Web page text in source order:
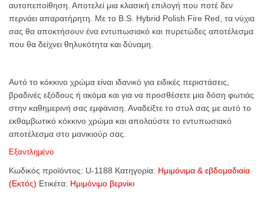
αυτοπεποίθηση. Αποτελεί μια κλασική επιλογή που ποτέ δεν
περνάει απαρατήρητη. Με το B.S. Hybrid Polish Fire Red, τα νύχια
σας θα αποκτήσουν ένα εντυπωσιακό και πυρετώδες αποτέλεσμα
που θα δείχνει θηλυκότητα και δύναμη.
Αυτό το κόκκινο χρώμα είναι ιδανικό για ειδικές περιστάσεις,
βραδινές εξόδους ή ακόμα και για να προσθέσετε μια δόση φωτιάς
στην καθημερινή σας εμφάνιση. Αναδείξτε το στυλ σας με αυτό το
εκθαμβωτικό κόκκινο χρώμα και απολαύστε το εντυπωσιακό
αποτέλεσμα στο μανικιούρ σας.
Εξαντλημένο
Κωδικός προϊόντος: U-1188 Κατηγορία: Ημιμόνιμα & εβδομαδιαία
(Εκτός) Ετικέτα: Ημιμόνιμο βερνίκι